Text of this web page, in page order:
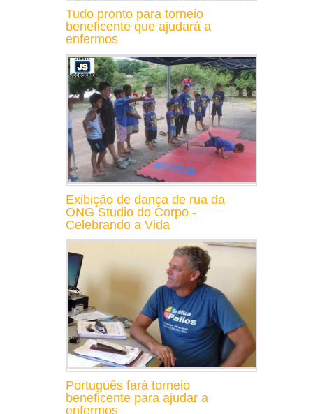
Tudo pronto para torneio
beneficente que ajudará a
enfermos
Exibição de dança de rua da
ONG Studio do Corpo -
Celebrando a Vida
Português fará torneio
beneficente para ajudar a
enfermos